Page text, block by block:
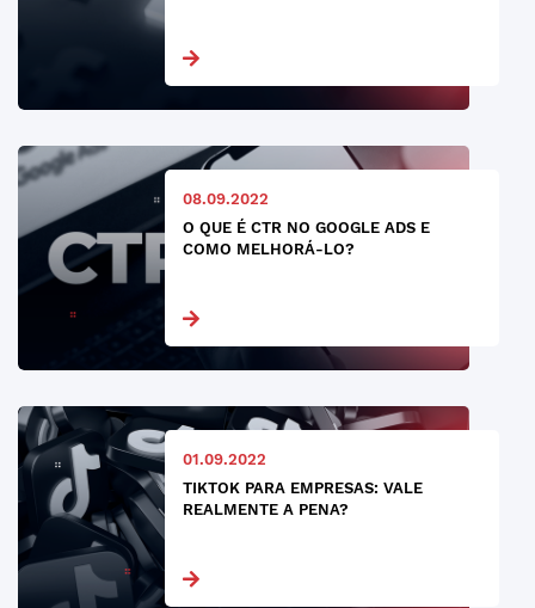
08.09.2022
O QUE É CTR NO GOOGLE ADS E
COMO MELHORÁ-LO?
01.09.2022
TIKTOK PARA EMPRESAS: VALE
REALMENTE A PENA?